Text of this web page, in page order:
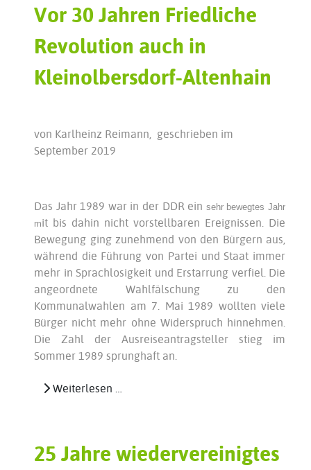
Vor 30 Jahren Friedliche
Revolution auch in
Kleinolbersdorf-Altenhain
von Karlheinz Reimann, geschrieben im
September 2019
Das Jahr 1989 war in der DDR ein sehr bewegtes Jahr
mit bis dahin nicht vorstellbaren Ereignissen. Die
Bewegung ging zunehmend von den Bürgern aus,
während die Führung von Partei und Staat immer
mehr in Sprachlosigkeit und Erstarrung verfiel. Die
angeordnete Wahlfälschung zu den
Kommunalwahlen am 7. Mai 1989 wollten viele
Bürger nicht mehr ohne Widerspruch hinnehmen.
Die Zahl der Ausreiseantragsteller stieg im
Sommer 1989 sprunghaft an.
Weiterlesen …
25 Jahre wiedervereinigtes